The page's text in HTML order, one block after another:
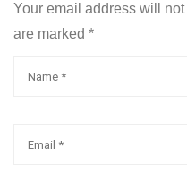
Your email address will
are marked *